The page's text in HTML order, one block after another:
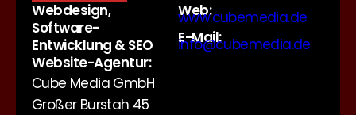
Webdesign,
Software-
Entwicklung & SEO
Website-Agentur:
Cube Media GmbH
Großer Burstah 45
Web:
www.cubemedia.de
E-Mail:
info@cubemedia.de